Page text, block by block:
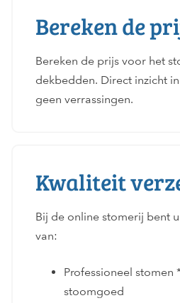
Bereken de
Bereken de prijs voor het
dekbedden. Direct inzicht
geen verrassingen.
Kwaliteit
Bij de online stomerij bent
van:
Professioneel stomen
stoomgoed